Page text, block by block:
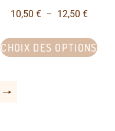
10,50 € – 12,50 €
CHOIX DES OPTIONS
→